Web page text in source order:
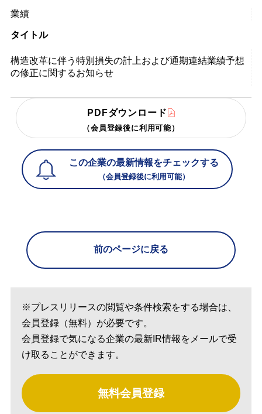
業績
タイトル
構造改革に伴う特別損失の計上および通期連結業績予想
の修正に関するお知らせ
PDFダウンロード
（会員登録後に利用可能）
この企業の最新情報をチェックする
（会員登録後に利用可能）
前のページに戻る
※プレスリリースの閲覧や条件検索をする場合は、
会員登録（無料）が必要です。
会員登録で気になる企業の最新IR情報をメールで受
け取ることができます。
無料会員登録